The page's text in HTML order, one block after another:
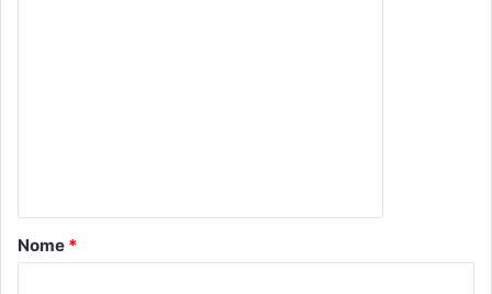
o
Nome *